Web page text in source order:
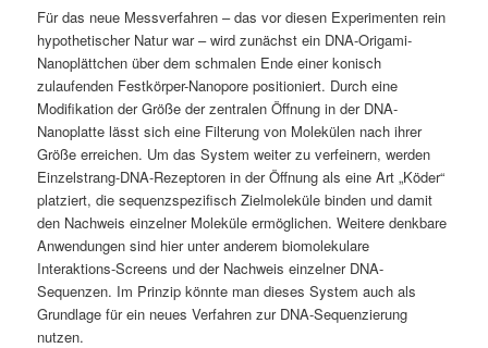
Für das neue Messverfahren – das vor diesen Experimenten rein
hypothetischer Natur war – wird zunächst ein DNA-Origami-
Nanoplättchen über dem schmalen Ende einer konisch
zulaufenden Festkörper-Nanopore positioniert. Durch eine
Modifikation der Größe der zentralen Öffnung in der DNA-
Nanoplatte lässt sich eine Filterung von Molekülen nach ihrer
Größe erreichen. Um das System weiter zu verfeinern, werden
Einzelstrang-DNA-Rezeptoren in der Öffnung als eine Art „Köder“
platziert, die sequenzspezifisch Zielmoleküle binden und damit
den Nachweis einzelner Moleküle ermöglichen. Weitere denkbare
Anwendungen sind hier unter anderem biomolekulare
Interaktions-Screens und der Nachweis einzelner DNA-
Sequenzen. Im Prinzip könnte man dieses System auch als
Grundlage für ein neues Verfahren zur DNA-Sequenzierung
nutzen.